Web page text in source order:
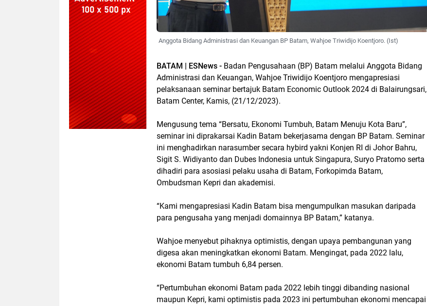
Anggota Bidang Administrasi dan Keuangan BP Batam, Wahjoe Triwidijo Koentjoro. (Ist)
BATAM | ESNews - Badan Pengusahaan (BP) Batam melalui Anggota Bidang
Administrasi dan Keuangan, Wahjoe Triwidijo Koentjoro mengapresiasi
pelaksanaan seminar bertajuk Batam Economic Outlook 2024 di Balairungsari,
Batam Center, Kamis, (21/12/2023).
Mengusung tema “Bersatu, Ekonomi Tumbuh, Batam Menuju Kota Baru”,
seminar ini diprakarsai Kadin Batam bekerjasama dengan BP Batam. Seminar
ini menghadirkan narasumber secara hybird yakni Konjen RI di Johor Bahru,
Sigit S. Widiyanto dan Dubes Indonesia untuk Singapura, Suryo Pratomo serta
dihadiri para asosiasi pelaku usaha di Batam, Forkopimda Batam,
Ombudsman Kepri dan akademisi.
“Kami mengapresiasi Kadin Batam bisa mengumpulkan masukan daripada
para pengusaha yang menjadi domainnya BP Batam,” katanya.
Wahjoe menyebut pihaknya optimistis, dengan upaya pembangunan yang
digesa akan meningkatkan ekonomi Batam. Mengingat, pada 2022 lalu,
ekonomi Batam tumbuh 6,84 persen.
“Pertumbuhan ekonomi Batam pada 2022 lebih tinggi dibanding nasional
maupun Kepri, kami optimistis pada 2023 ini pertumbuhan ekonomi mencapai